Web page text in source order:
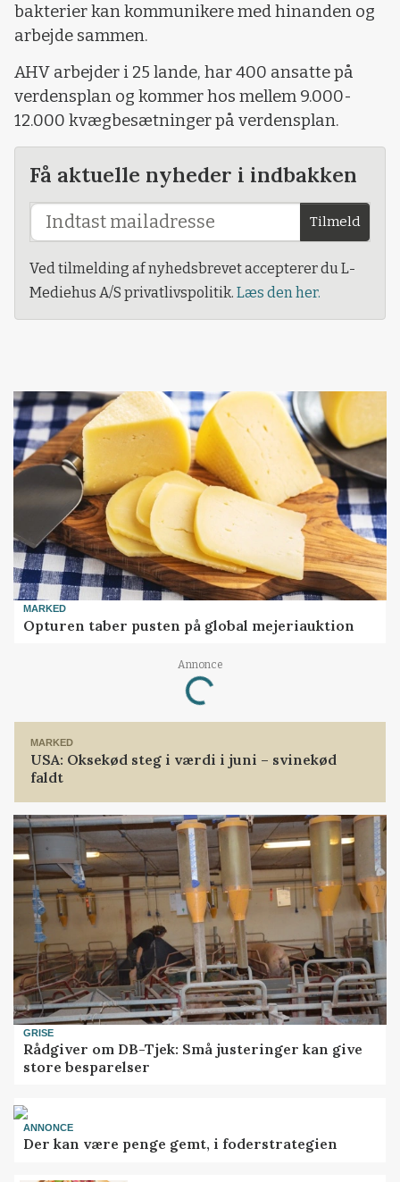
bakterier kan kommunikere med hinanden og
arbejde sammen.
AHV arbejder i 25 lande, har 400 ansatte på
verdensplan og kommer hos mellem 9.000-
12.000 kvægbesætninger på verdensplan.
Få aktuelle nyheder i indbakken
Tilmeld
Ved tilmelding af nyhedsbrevet accepterer du L-
Mediehus A/S privatlivspolitik. Læs den her.
MARKED
Opturen taber pusten på global mejeriauktion
Annonce
Loading...
MARKED
USA: Oksekød steg i værdi i juni – svinekød
faldt
GRISE
Rådgiver om DB-Tjek: Små justeringer kan give
store besparelser
ANNONCE
Der kan være penge gemt, i foderstrategien